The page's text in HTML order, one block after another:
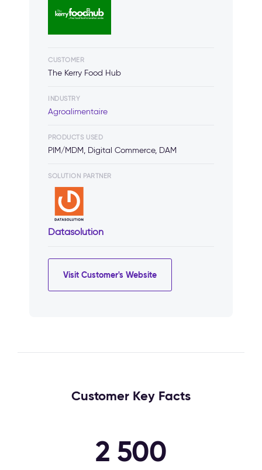
CUSTOMER
The Kerry Food Hub
INDUSTRY
Agroalimentaire
PRODUCTS USED
PIM/MDM, Digital Commerce, DAM
SOLUTION PARTNER
Datasolution
Visit Customer's Website
Customer Key Facts
2 500